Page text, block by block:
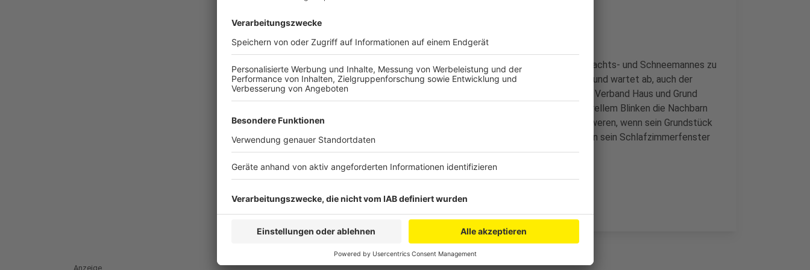
Anzeige
Der Nachbarin sei außerdem das Gebläse des aufblasbaren Weihnachts- und Schneemannes zu
laut. Der Anwalt des Beschuldigten hält erst einmal die Füße still und wartet ab, auch der
Beschuldigte selbst. Gerade steht Aussage gegen Aussage. Vom Verband Haus und Grund
heißt es, es sei alles erlaubt, solange die Beleuchtung nicht mit grellem Blinken die Nachbarn
nervt oder ihren Schlaf stört. Und: Der Nachbar könne sich beschweren, wenn sein Grundstück
direkt ausgeleuchtet wird oder wenn Lichterketten geradewegs in sein Schlafzimmerfenster
strahlen.
Anzeige